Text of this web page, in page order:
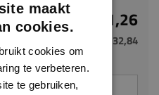
€ 1,26
€ 32,84
Aantal rollen
maakt
cookies.
cookies om
te verbeteren.
te gebruiken,